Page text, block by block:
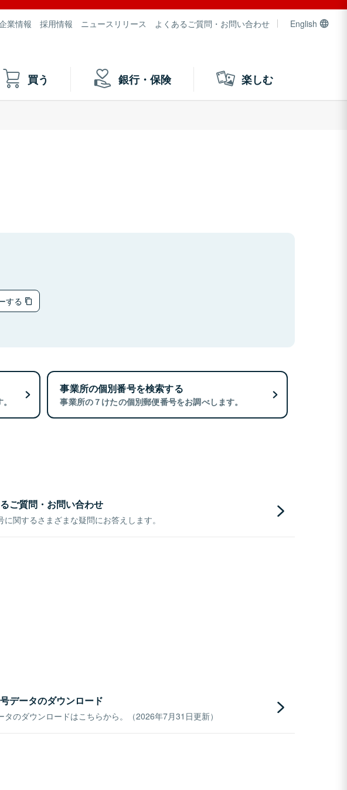
業情報 採用情報 ニュースリリース よくあるご質問・お問い合わせ English
買う 銀行・保険 楽しむ
する
事業所の個別番号を検索する
事業所の７けたの個別郵便番号をお調べします。
ご質問・お問い合わせ
に関するさまざまな疑問にお答えします。
データのダウンロード
タのダウンロードはこちらから。（2026年7月31日更新）